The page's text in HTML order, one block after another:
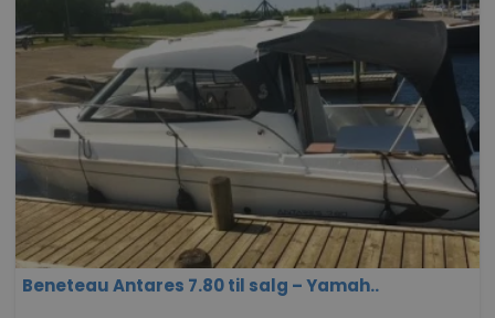
Beneteau Antares 7.80 til salg – Yamah..